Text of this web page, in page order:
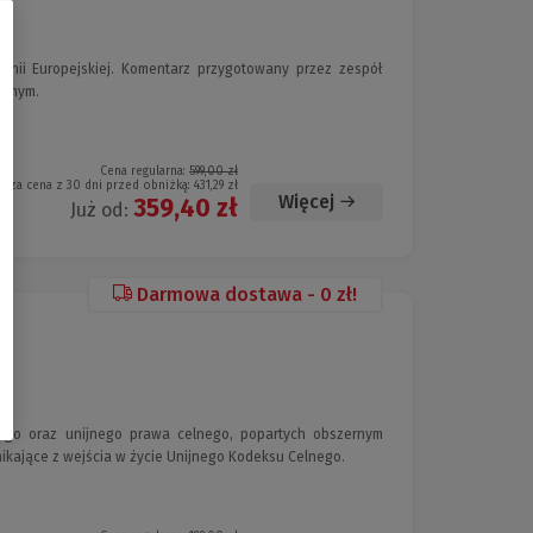
Europejskiej. Komentarz przygotowany przez zespół
Cena regularna: 599,00 zł
cena z 30 dni przed obniżką: 431,29 zł
Już od: 359,40 zł Więcej
Darmowa dostawa - 0 zł!
oraz unijnego prawa celnego, popartych obszernym
z wejścia w życie Unijnego Kodeksu Celnego.